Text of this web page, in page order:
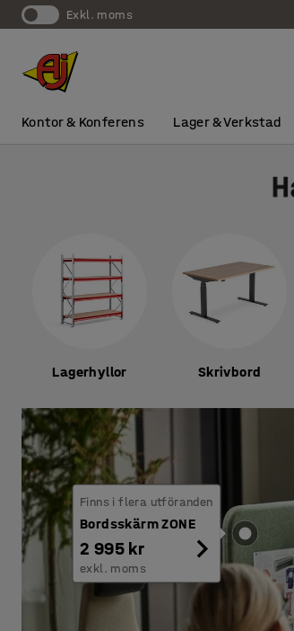
exkl. moms
Kontor & Konferens Lager & Verkstad
Lagerhyllor Skrivbord
Finns i flera utföranden
Bordsskärm ZONE
2 995 kr
exkl. moms